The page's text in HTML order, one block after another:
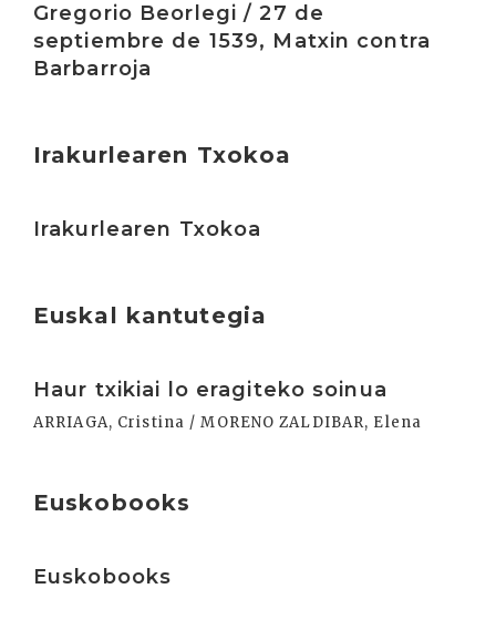
Gregorio Beorlegi / 27 de
septiembre de 1539, Matxin contra
Barbarroja
Irakurlearen Txokoa
Irakurlearen Txokoa
Euskal kantutegia
Haur txikiai lo eragiteko soinua
ARRIAGA, Cristina / MORENO ZALDIBAR, Elena
Euskobooks
Euskobooks